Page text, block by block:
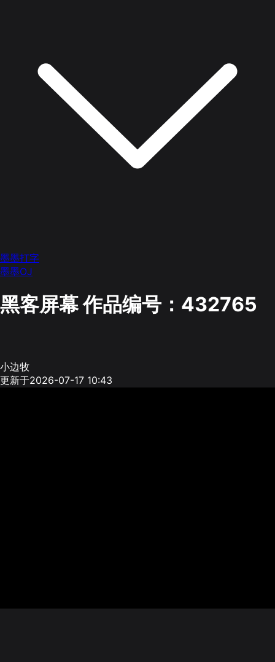
墨墨打字
墨墨OJ
黑客屏幕作品编号：432765
小边牧
更新于2026-07-17 10:43